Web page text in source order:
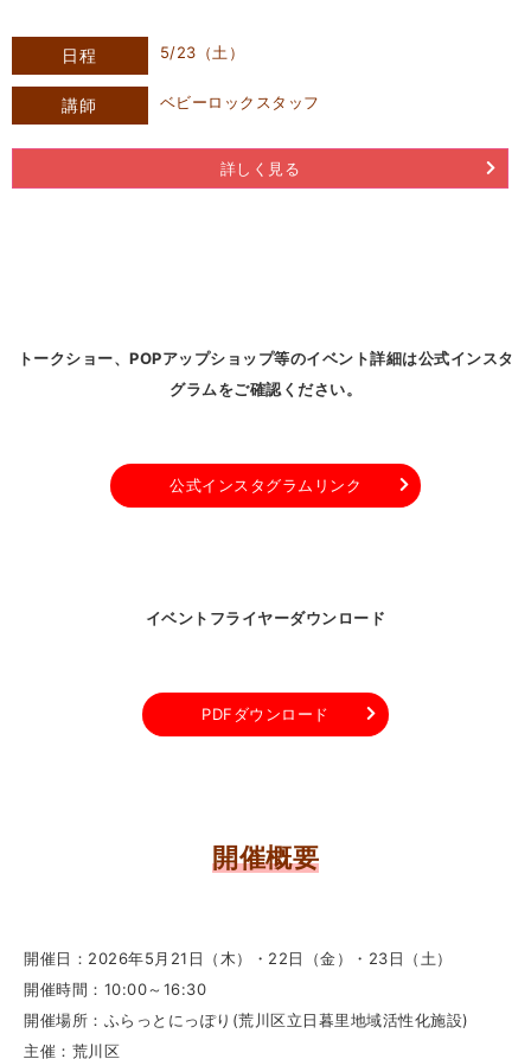
日程 5/23（土）
講師 ベビーロックスタッフ
詳しく見る
トークショー、POPアップショップ等のイベント詳細は公式インスタ
グラムをご確認ください。
公式インスタグラムリンク
イベントフライヤーダウンロード
PDFダウンロード
開催概要
開催日：2026年5月21日（木）・22日（金）・23日（土）
開催時間：10:00～16:30
開催場所：ふらっとにっぽり(荒川区立日暮里地域活性化施設)
主催：荒川区